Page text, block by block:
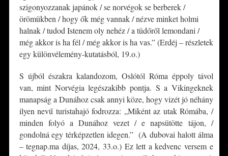
szigonyozzanak japánok / se norvégok se berberek /
örömükben / hogy ők még vannak / nézve minket holmi
halnak / tudod Istenem oly nehéz / a tüdőről lemondani /
még akkor is ha fél / még akkor is ha vas.” (Erdéj – részletek
egy különvélemény-kutatásból, 19.o.)
S újból északra kalandozom, Oslótól Róma éppoly távol
van, mint Norvégia legészakibb pontja. S a Vikingeknek
manapság a Dunához csak annyi köze, hogy vizét jó néhány
ilyen nevű turistahajó fodrozza: „Miként az utak Rómába, /
minden folyó a Dunához vezet / e napsütötte tájon, /
gondolná egy térképzetlen idegen.” (A dubovai halott álma
– tegnap.ma díjas, 2024, 33.o.) Ez lett a kedvenc versem e